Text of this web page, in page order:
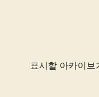
표시할 아카이브